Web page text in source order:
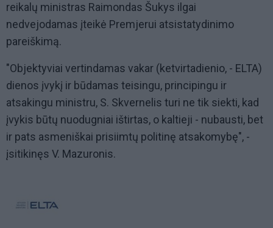
reikalų ministras Raimondas Šukys ilgai
nedvejodamas įteikė Premjerui atsistatydinimo
pareiškimą.
"Objektyviai vertindamas vakar (ketvirtadienio, - ELTA)
dienos įvykį ir būdamas teisingu, principingu ir
atsakingu ministru, S. Skvernelis turi ne tik siekti, kad
įvykis būtų nuodugniai ištirtas, o kaltieji - nubausti, bet
ir pats asmeniškai prisiimtų politinę atsakomybę", -
įsitikinęs V. Mazuronis.